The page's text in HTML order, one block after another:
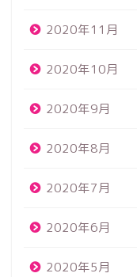
2020年11月
2020年10月
2020年9月
2020年8月
2020年7月
2020年6月
2020年5月